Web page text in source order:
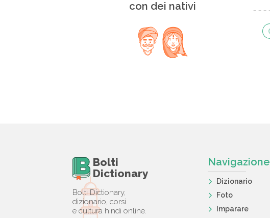
con dei nativi
Bolti
Dictionary
Bolti Dictionary,
dizionario, corsi
e cultura hindi online.
Navigazione
Dizionario
Foto
Imparare